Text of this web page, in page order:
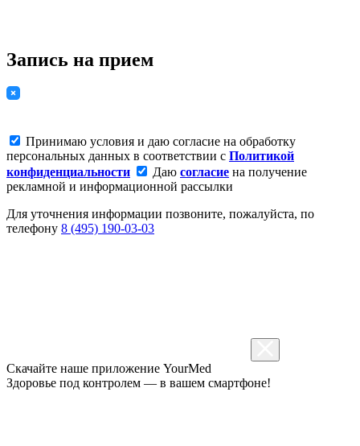
Запись на прием
Принимаю условия и даю согласие на обработку
персональных данных в соответствии с Политикой
конфиденциальности
Даю согласие на получение
рекламной и информационной рассылки
Для уточнения информации позвоните, пожалуйста, по
телефону 8 (495) 190-03-03
Скачайте наше приложение YourMed
Здоровье под контролем — в вашем смартфоне!